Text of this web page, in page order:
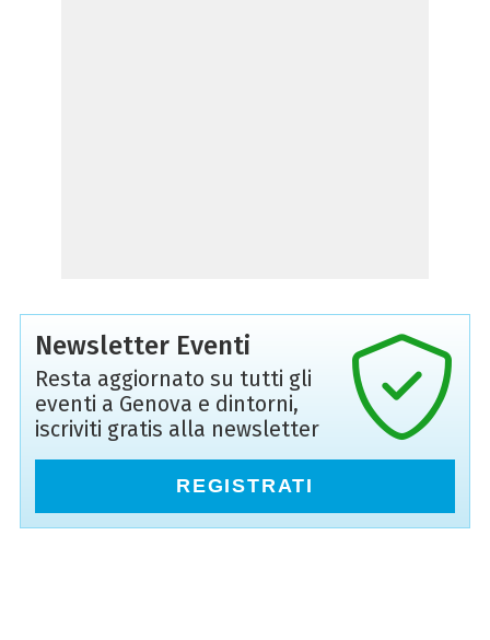
Newsletter Eventi
Resta aggiornato su tutti gli
eventi a Genova e dintorni,
iscriviti gratis alla newsletter
REGISTRATI